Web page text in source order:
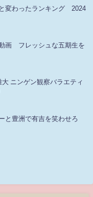
わったランキング 2024
画 フレッシュな五期生を
ニンゲン観察バラエティ
豊洲で有吉を笑わせろ